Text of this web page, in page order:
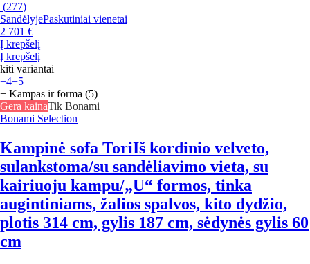
(277)
SandėlyjePaskutiniai vienetai
2 701 €
Į krepšelį
Į krepšelį
kiti variantai
+4+5
+ Kampas ir forma (5)
Gera kainaTik Bonami
Bonami Selection
Kampinė sofa ToriIš kordinio velveto,
sulankstoma/su sandėliavimo vieta, su
kairiuoju kampu/„U“ formos, tinka
augintiniams, žalios spalvos, kito dydžio,
plotis 314 cm, gylis 187 cm, sėdynės gylis 60
cm